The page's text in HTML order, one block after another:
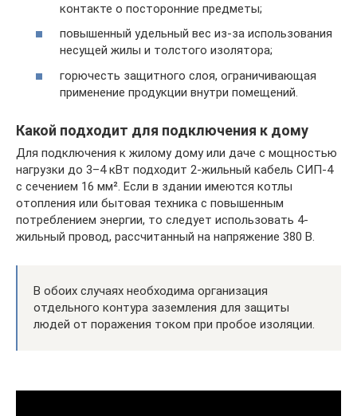
контакте о посторонние предметы;
повышенный удельный вес из-за использования
несущей жилы и толстого изолятора;
горючесть защитного слоя, ограничивающая
применение продукции внутри помещений.
Какой подходит для подключения к дому
Для подключения к жилому дому или даче с мощностью
нагрузки до 3–4 кВт подходит 2-жильный кабель СИП-4
с сечением 16 мм². Если в здании имеются котлы
отопления или бытовая техника с повышенным
потреблением энергии, то следует использовать 4-
жильный провод, рассчитанный на напряжение 380 В.
В обоих случаях необходима организация
отдельного контура заземления для защиты
людей от поражения током при пробое изоляции.